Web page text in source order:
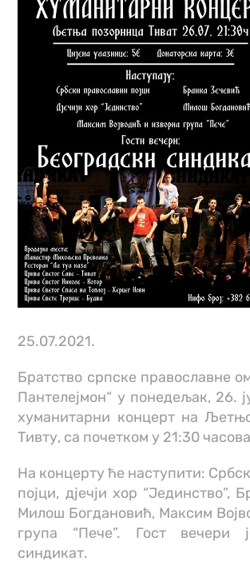
25.07.2021.
Братство српске православне
Пантелејмон“ у понедељак, 26.
хуманитарни концерт на
Тивту, са почетком у 21:30
На концерту ће наступити:
појци, дјечји хор “Јединство”,
Милош Богдановић, Максим
група “Пече”. Гост вечери
синдикат.